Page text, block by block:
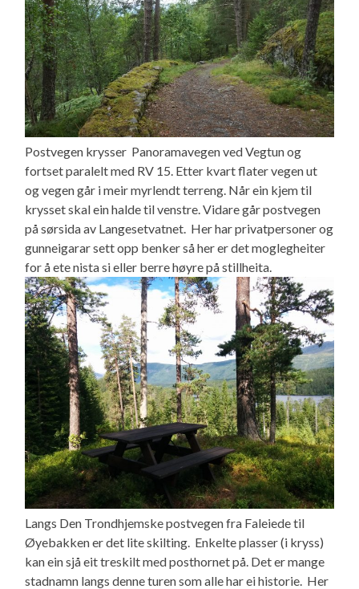
Postvegen krysser Panoramavegen ved Vegtun og
fortset paralelt med RV 15. Etter kvart flater vegen ut
og vegen går i meir myrlendt terreng. Når ein kjem til
krysset skal ein halde til venstre. Vidare går postvegen
på sørsida av Langesetvatnet. Her har privatpersoner og
gunneigarar sett opp benker så her er det moglegheiter
for å ete nista si eller berre høyre på stillheita.
Langs Den Trondhjemske postvegen fra Faleiede til
Øyebakken er det lite skilting. Enkelte plasser (i kryss)
kan ein sjå eit treskilt med posthornet på. Det er mange
stadnamn langs denne turen som alle har ei historie. Her